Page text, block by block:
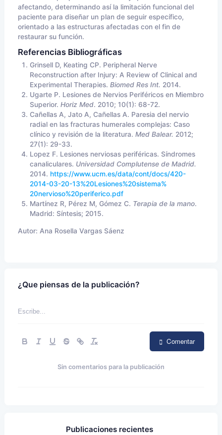
afectando, determinando así la limitación funcional del
paciente para diseñar un plan de seguir específico,
orientado a las estructuras afectadas con el fin de
restaurar su función.
Referencias Bibliográficas
Grinsell D, Keating CP. Peripheral Nerve
Reconstruction after Injury: A Review of Clinical and
Experimental Therapies. Biomed Res Int. 2014.
Ugarte P. Lesiones de Nervios Periféricos en Miembro
Superior. Horiz Med. 2010; 10(1): 68-72.
Cañellas A, Jato A, Cañellas A. Paresia del nervio
radial en las fracturas humerales complejas: Caso
clínico y revisión de la literatura. Med Balear. 2012;
27(1): 29-33.
Lopez F. Lesiones nerviosas periféricas. Síndromes
canaliculares. Universidad Complutense de Madrid.
2014. https://www.ucm.es/data/cont/docs/420-
2014-03-20-13%20Lesiones%20sistema%
20nervioso%20periferico.pdf
Martínez R, Pérez M, Gómez C. Terapia de la mano.
Madrid: Síntesis; 2015.
Autor: Ana Rosella Vargas Sáenz
¿Que piensas de la publicación?
Comentar
Sin comentarios para la publicación
Publicaciones recientes